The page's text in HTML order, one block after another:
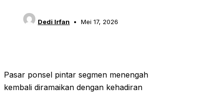
Dedi Irfan Mei 17, 2026
Pasar ponsel pintar segmen menengah
kembali diramaikan dengan kehadiran